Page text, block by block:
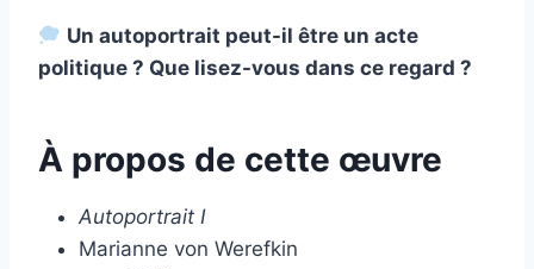
Un autoportrait peut-il être un acte
politique ? Que lisez-vous dans ce regard ?
À propos de cette œuvre
Autoportrait I
Marianne von Werefkin